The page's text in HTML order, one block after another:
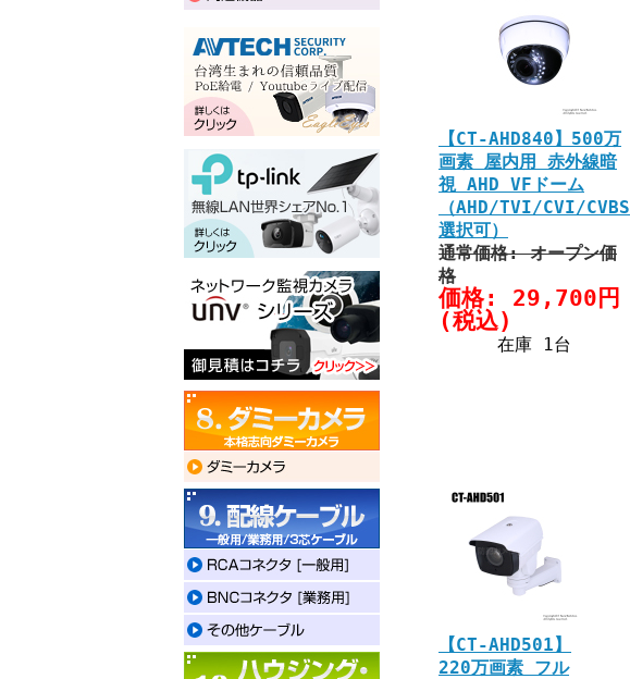
【CT-AHD840】500万
画素 屋内用 赤外線暗
視 AHD VFドーム
（AHD/TVI/CVI/CVBS
選択可）
通常価格: オープン価
格
価格: 29,700円
(税込)
在庫 1台
【CT-AHD501】
220万画素 フル